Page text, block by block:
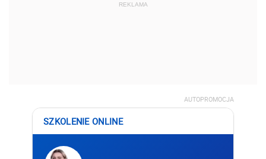
REKLAMA
AUTOPROMOCJA
SZKOLENIE ONLINE